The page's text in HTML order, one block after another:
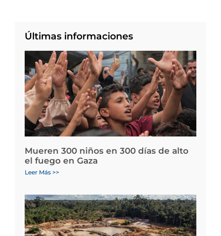
Últimas informaciones
Mueren 300 niños en 300 días de alto
el fuego en Gaza
Leer Más >>